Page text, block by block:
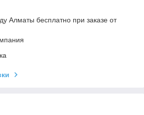
Алматы бесплатно при заказе от